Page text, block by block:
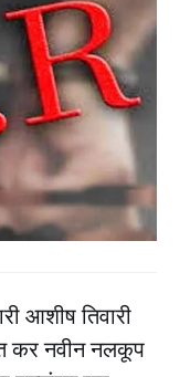
आशीष तिवारी
कर नवीन नलकूप